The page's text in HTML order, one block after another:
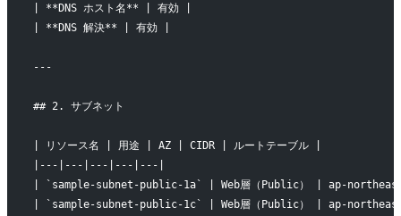
| **DNS ホスト名** | 有効 |
| **DNS 解決** | 有効 |
---
## 2. サブネット
| リソース名 | 用途 | AZ | CIDR | ルートテーブル |
|---|---|---|---|---|
| `sample-subnet-public-1a` | Web層（Public） | ap-
| `sample-subnet-public-1c` | Web層（Public） | ap-